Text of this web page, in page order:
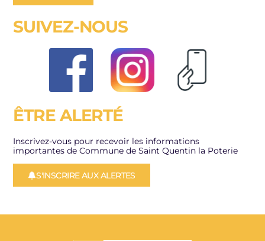
SUIVEZ-NOUS
ÊTRE ALERTÉ
Inscrivez-vous pour recevoir les informations
importantes de Commune de Saint Quentin la Poterie
S'INSCRIRE AUX ALERTES